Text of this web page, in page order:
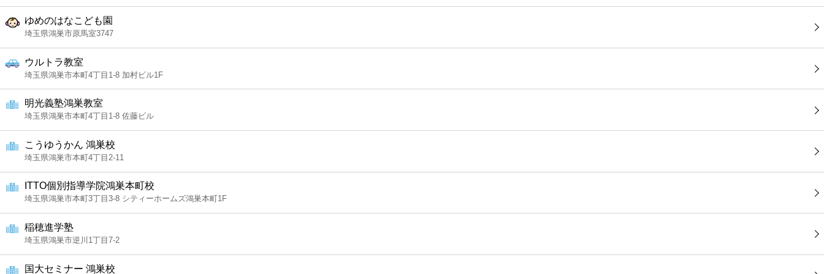
ゆめのはなこども園
埼玉県鴻巣市原馬室3747
ウルトラ教室
埼玉県鴻巣市本町4丁目1-8 加村ビル1F
明光義塾鴻巣教室
埼玉県鴻巣市本町4丁目1-8 佐藤ビル
こうゆうかん 鴻巣校
埼玉県鴻巣市本町4丁目2-11
ITTO個別指導学院鴻巣本町校
埼玉県鴻巣市本町3丁目3-8 シティーホームズ鴻巣本町1F
稲穂進学塾
埼玉県鴻巣市逆川1丁目7-2
国大セミナー 鴻巣校